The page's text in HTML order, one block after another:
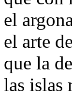
el
el arte
que la
las islas